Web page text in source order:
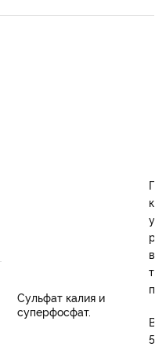
Сульфат калия и
суперфосфат.
По
в
50